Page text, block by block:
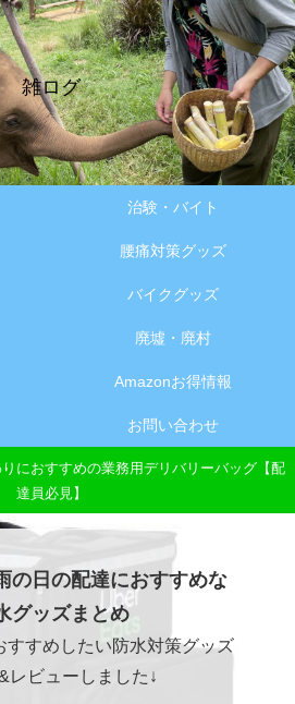
雑ログ
治験・バイト
腰痛対策グッズ
バイクグッズ
廃墟・廃村
Amazonお得情報
お問い合わせ
におすすめの業務用デリバリーバッグ【配
達員必見】
の日の配達におすすめな
グッズまとめ
すすめしたい防水対策グッズ
レビューしました↓